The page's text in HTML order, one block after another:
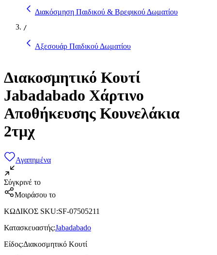
Διακόσμηση Παιδικού & Βρεφικού Δωματίου
/
Αξεσουάρ Παιδικού Δωματίου
Διακοσμητικό Κουτί
Jabadabado Χάρτινο
Αποθήκευσης Κουνελάκια
2τμχ
Αγαπημένα
Σύγκρινέ το
Μοιράσου το
ΚΩΔΙΚΟΣ SKU:SF-07505211
Κατασκευαστής:Jabadabado
Είδος:Διακοσμητικό Κουτί